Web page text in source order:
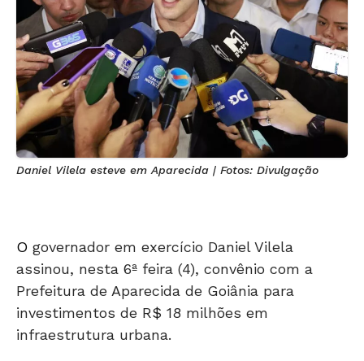
Daniel Vilela esteve em Aparecida | Fotos: Divulgação
O governador em exercício Daniel Vilela
assinou, nesta 6ª feira (4), convênio com a
Prefeitura de Aparecida de Goiânia para
investimentos de R$ 18 milhões em
infraestrutura urbana.